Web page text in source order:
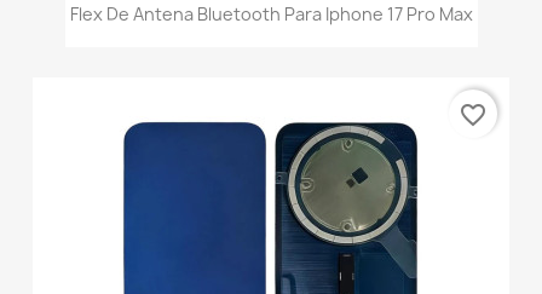
Flex De Antena Bluetooth Para Iphone 17 Pro Max
favorite_border